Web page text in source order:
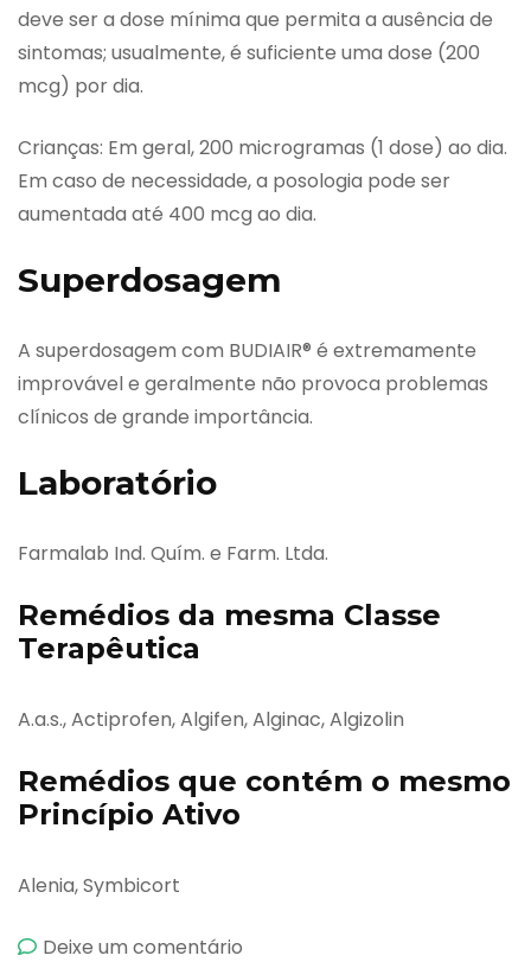
deve ser a dose mínima que permita a ausência de
sintomas; usualmente, é suficiente uma dose (200
mcg) por dia.
Crianças: Em geral, 200 microgramas (1 dose) ao dia.
Em caso de necessidade, a posologia pode ser
aumentada até 400 mcg ao dia.
Superdosagem
A superdosagem com BUDIAIR® é extremamente
improvável e geralmente não provoca problemas
clínicos de grande importância.
Laboratório
Farmalab Ind. Quím. e Farm. Ltda.
Remédios da mesma Classe
Terapêutica
A.a.s., Actiprofen, Algifen, Alginac, Algizolin
Remédios que contém o mesmo
Princípio Ativo
Alenia, Symbicort
Deixe um comentário